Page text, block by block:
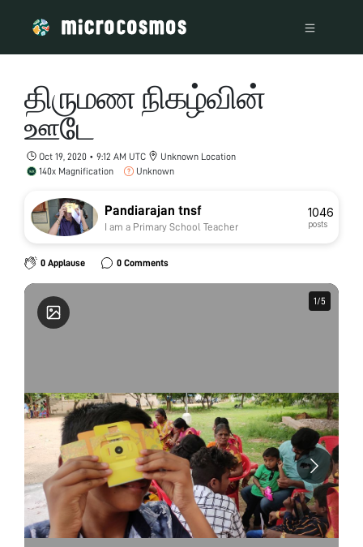
திருமண நிகழ்வின்
ஊடே
Oct 19, 2020 • 9:12 AM UTC
Unknown Location
140x Magnification
Unknown
Pandiarajan tnsf
I am a Primary School Teacher
1046
posts
0 Applause 0 Comments
1/5
1/5